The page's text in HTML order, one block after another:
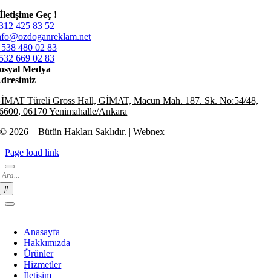
İletişime Geç !
425 83 52
480 02 83
669 02 83
Medya
Türeli Gross Hall, GİMAT, Macun Mah. 187. Sk. No:54/48,
06170 Yenimahalle/Ankara
© 2026 – Bütün Hakları Saklıdır. |Webnex
Page load link
Anasayfa
Hakkımızda
Ürünler
Hizmetler
İletişim